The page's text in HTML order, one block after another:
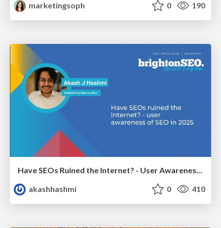
marketingsoph
0 190
Have SEOs Ruined the Internet? - User Awareness of SEO in 2025
akashhashmi
0 410